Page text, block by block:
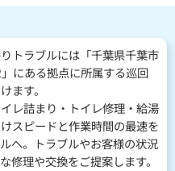
トラブルには「千葉県千葉市
にある拠点に所属する巡回
ます。
レ詰まり・トイレ修理・給湯
スピードと作業時間の最速を
へ。トラブルやお客様の状況
修理や交換をご提案します。